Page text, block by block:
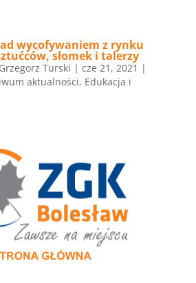
wycofywaniem z rynku
słomek i talerzy
Grzegorz Turski | cze 21, 2021 |
aktualności, Edukacja i